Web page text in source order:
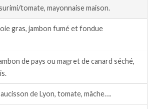
tomate, mayonnaise maison.
gras, jambon fumé et fondue
de pays ou magret de canard séché,
de Lyon, tomate, mâche….